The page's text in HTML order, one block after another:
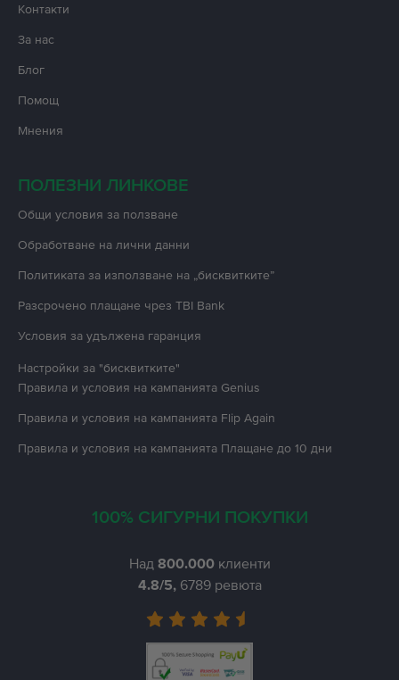
Контакти
За нас
Блог
Помощ
Мнения
ПОЛЕЗНИ ЛИНКОВЕ
Oбщи условия за ползване
Oбработване на лични данни
Политиката за използване на „бисквитките”
Разсрочено плащане чрез TBI Bank
Условия за удължена гаранция
Настройки за "бисквитките"
Правила и условия на кампанията Genius
Правила и условия на кампанията Flip Again
Правила и условия на кампанията Плащане до 10 дни
100% СИГУРНИ ПОКУПКИ
Над 800.000клиенти
4.8/5, 6789 ревюта